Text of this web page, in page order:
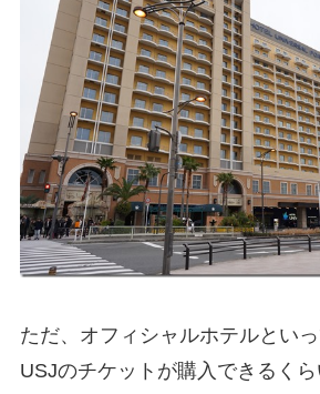
ただ、オフィシャルホテルといっ
USJのチケットが購入できるく